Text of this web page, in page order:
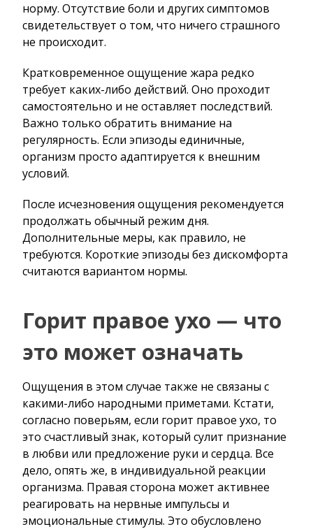
норму. Отсутствие боли и других симптомов
свидетельствует о том, что ничего страшного
не происходит.
Кратковременное ощущение жара редко
требует каких-либо действий. Оно проходит
самостоятельно и не оставляет последствий.
Важно только обратить внимание на
регулярность. Если эпизоды единичные,
организм просто адаптируется к внешним
условий.
После исчезновения ощущения рекомендуется
продолжать обычный режим дня.
Дополнительные меры, как правило, не
требуются. Короткие эпизоды без дискомфорта
считаются вариантом нормы.
Горит правое ухо — что
это может означать
Ощущения в этом случае также не связаны с
какими-либо народными приметами. Кстати,
согласно поверьям, если горит правое ухо, то
это счастливый знак, который сулит признание
в любви или предложение руки и сердца. Все
дело, опять же, в индивидуальной реакции
организма. Правая сторона может активнее
реагировать на нервные импульсы и
эмоциональные стимулы. Это обусловлено